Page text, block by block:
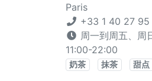
Paris
+33 1 40 27 95
周一到周五、
11:00-22:00
奶茶 抹茶 甜点